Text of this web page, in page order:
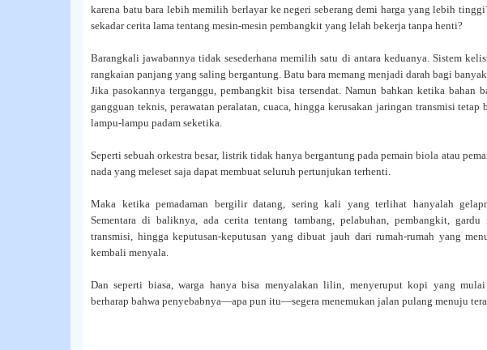
karena batu bara lebih memilih berlayar ke negeri seberang demi harga yang lebih
sekadar cerita lama tentang mesin-mesin pembangkit yang lelah bekerja tanpa henti?
Barangkali jawabannya tidak sesederhana memilih satu di antara keduanya. Sistem
rangkaian panjang yang saling bergantung. Batu bara memang menjadi darah bagi
Jika pasokannya terganggu, pembangkit bisa tersendat. Namun bahkan ketika bahan
gangguan teknis, perawatan peralatan, cuaca, hingga kerusakan jaringan transmisi tetap
lampu-lampu padam seketika.
Seperti sebuah orkestra besar, listrik tidak hanya bergantung pada pemain biola atau
nada yang meleset saja dapat membuat seluruh pertunjukan terhenti.
Maka ketika pemadaman bergilir datang, sering kali yang terlihat hanyalah
Sementara di baliknya, ada cerita tentang tambang, pelabuhan, pembangkit,
transmisi, hingga keputusan-keputusan yang dibuat jauh dari rumah-rumah yang
kembali menyala.
Dan seperti biasa, warga hanya bisa menyalakan lilin, menyeruput kopi yang
berharap bahwa penyebabnya—apa pun itu—segera menemukan jalan pulang menuju